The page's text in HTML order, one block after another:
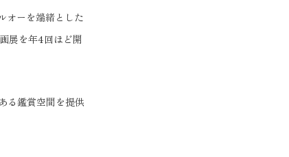
オーを端緒とした
展を年4回ほど開
る鑑賞空間を提供